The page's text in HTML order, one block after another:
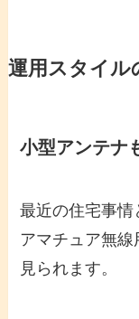
運用スタイル
小型アンテナ
最近の住宅事情
アマチュア無
見られます。